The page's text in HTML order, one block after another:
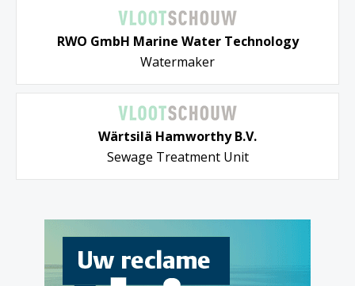
RWO GmbH Marine Water Technology
Watermaker
Wärtsilä Hamworthy B.V.
Sewage Treatment Unit